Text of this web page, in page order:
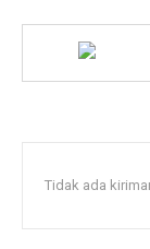
Tidak ada